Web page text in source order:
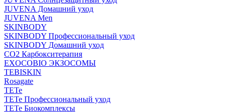
JUVENA Домашний уход
JUVENA Men
SKINBODY
SKINBODY Профессиональный уход
SKINBODY Домашний уход
CO2 Карбокситерапия
EXOCOBIO ЭКЗОСОМЫ
TEBISKIN
Rosagate
TETe
TETe Профессиональный уход
TETe Биокомплексы